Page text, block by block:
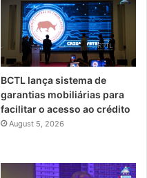
BCTL lança sistema de
garantias mobiliárias para
facilitar o acesso ao crédito
August 5, 2026